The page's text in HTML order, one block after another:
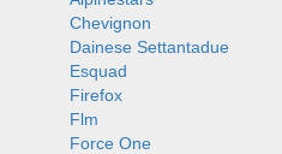
Chevignon
Dainese Settantadue
Esquad
Firefox
Flm
Force One